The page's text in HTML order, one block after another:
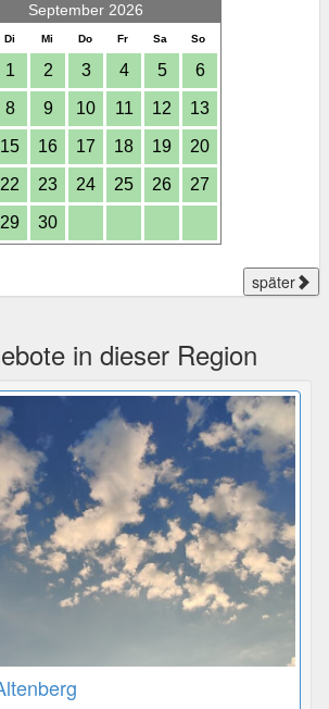
September 2026
Di Mi Do Fr Sa So
1 2 3 4 5 6
8 9 10 11 12 13
15 16 17 18 19 20
22 23 24 25 26 27
29 30
später
in dieser Region